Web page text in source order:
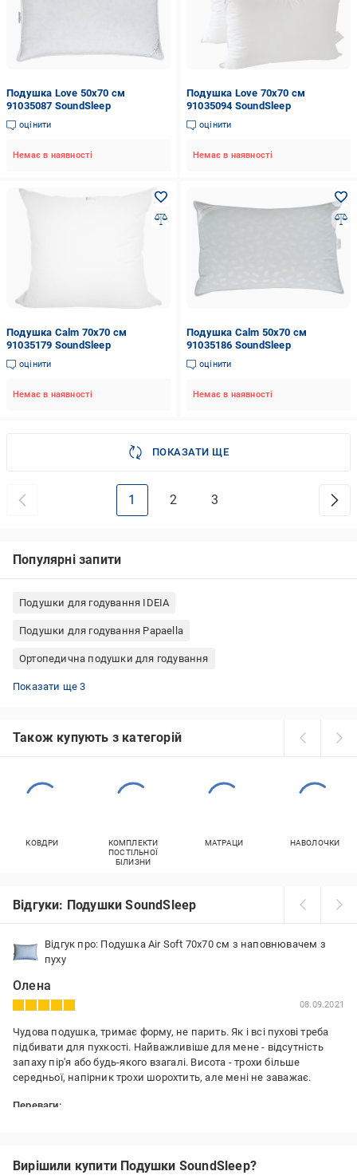
Подушка Love 50x70 см
91035087 SoundSleep
оцінити
Немає в наявності
Подушка Love 70x70 см
91035094 SoundSleep
оцінити
Немає в наявності
Подушка Calm 70x70 см
91035179 SoundSleep
оцінити
Немає в наявності
Подушка Calm 50x70 см
91035186 SoundSleep
оцінити
Немає в наявності
ПОКАЗАТИ ЩЕ
1 2 3
Популярні запити
Подушки для годування IDEIA
Подушки для годування Papaella
Ортопедична подушки для годування
Ортопедичні гелеві подушки
Ортопедичні подушки Songer und Sohne
Подушка дорожня Luna
Показати ще 3
Також купують з категорій
КОВДРИ
КОМПЛЕКТИ
ПОСТІЛЬНОЇ
БІЛИЗНИ
МАТРАЦИ НАВОЛОЧКИ
Відгуки: Подушки SoundSleep
Відгук про: Подушка Air Soft 70x70 см з наповнювачем з
пуху
Олена
08.09.2021
Чудова подушка, тримає форму, не парить. Як і всі пухові треба
підбивати для пухкості. Найважливіше для мене - відсутність
запаху пір'я або будь-якого взагалі. Висота - трохи більше
середньої, напірник трохи шорохтить, але мені не заважає.
Переваги:
дорогувата
Вирішили купити Подушки SoundSleep?